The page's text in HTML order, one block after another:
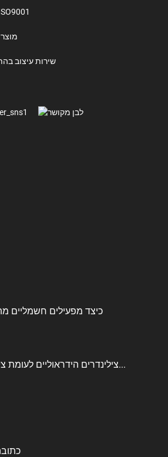
שירות עיצוב
כיצד מפעילים חשמליים
צילינדרים הידראוליים לעומת צילינדרים סרוו חשמליים...